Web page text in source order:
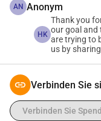
AN Anonym
HK
Thank you
our goal and
are trying to
us by
Verbinden Sie
Verbinden Sie